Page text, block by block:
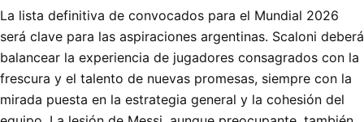
La lista definitiva de convocados para el Mundial 2026
será clave para las aspiraciones argentinas. Scaloni deberá
balancear la experiencia de jugadores consagrados con la
frescura y el talento de nuevas promesas, siempre con la
mirada puesta en la estrategia general y la cohesión del